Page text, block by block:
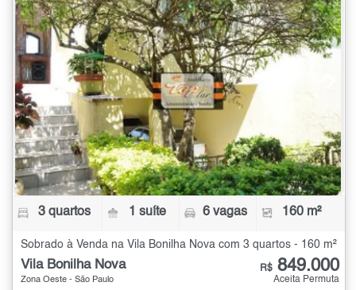
3 quartos 1 suíte 6 vagas 160 m²
Sobrado à Venda na Vila Bonilha Nova com 3 quartos - 160 m²
Vila Bonilha Nova
Zona Oeste - São Paulo
R$ 849.000
Aceita Permuta